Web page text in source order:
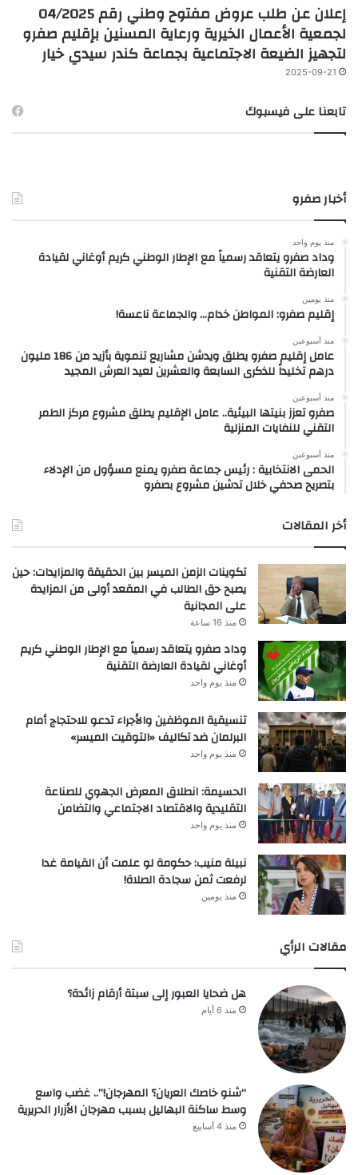
إعلان عن طلب عروض مفتوح وطني رقم 04/2025
لجمعية الأعمال الخيرية ورعاية المسنين بإقليم صفرو
لتجهيز الضيعة الاجتماعية بجماعة كندر سيدي خيار
2025-09-21
تابعنا على فيسبوك
أخبار صفرو
منذ يوم واحد
وداد صفرو يتعاقد رسمياً مع الإطار الوطني كريم أوغاني لقيادة
العارضة التقنية
منذ يومين
إقليم صفرو: المواطن خدام… والجماعة ناعسة!
منذ أسبوعين
عامل إقليم صفرو يطلق ويدشن مشاريع تنموية بأزيد من 186 مليون
درهم تخليداً للذكرى السابعة والعشرين لعيد العرش المجيد
منذ أسبوعين
صفرو تعزز بنيتها البيئية.. عامل الإقليم يطلق مشروع مركز الطمر
التقني للنفايات المنزلية
منذ أسبوعين
الحمى الانتخابية : رئيس جماعة صفرو يمنع مسؤول من الإدلاء
بتصريح صحفي خلال تدشين مشروع بصفرو
أخر المقالات
تكوينات الزمن الميسر بين الحقيقة والمزايدات: حين
يصبح حق الطالب في المقعد أولى من المزايدة
على المجانية
منذ 16 ساعة
وداد صفرو يتعاقد رسمياً مع الإطار الوطني كريم
أوغاني لقيادة العارضة التقنية
منذ يوم واحد
تنسيقية الموظفين والأجراء تدعو للاحتجاج أمام
البرلمان ضد تكاليف «التوقيت الميسر»
منذ يوم واحد
الحسيمة: انطلاق المعرض الجهوي للصناعة
التقليدية والاقتصاد الاجتماعي والتضامن
منذ يوم واحد
نبيلة منيب: حكومة لو علمت أن القيامة غدا
لرفعت ثمن سجادة الصلاة!
منذ يومين
مقالات الرأي
هل ضحايا العبور إلى سبتة أرقام زائدة؟
منذ 6 أيام
“شنو خاصك العريان؟ المهرجان!”.. غضب واسع
وسط ساكنة البهاليل بسبب مهرجان الأزرار الحريرية
منذ 4 أسابيع